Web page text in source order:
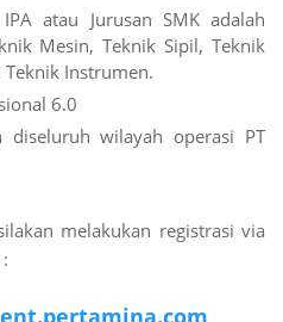
atau Jurusan SMK adalah
Mesin, Teknik Sipil, Teknik
Instrumen.
6.0
diseluruh wilayah operasi PT
melakukan registrasi via